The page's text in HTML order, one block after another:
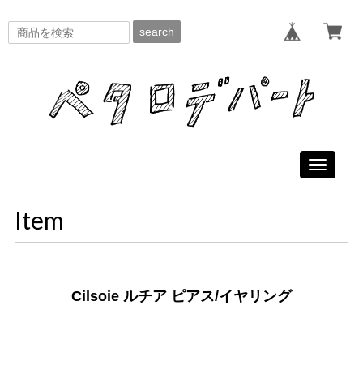
search
Toggle
Item
Cilsoie ルチア ピアス/イヤリング